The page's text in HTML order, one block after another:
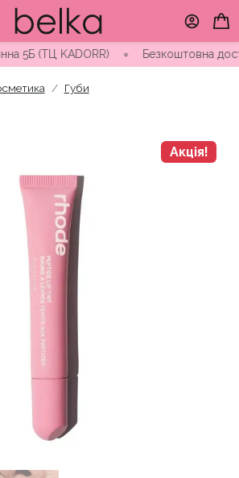
KADORR) ∘ Безкоштовна доставка
Губи
Акція!